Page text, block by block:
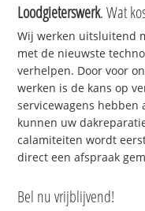
Loodgieterswerk. Wat
Wij werken uitsluitend
met de nieuwste
verhelpen. Door voor
werken is de kans op
servicewagens
kunnen uw
calamiteiten wordt
direct een afspraak
Bel nu vrijblijvend!